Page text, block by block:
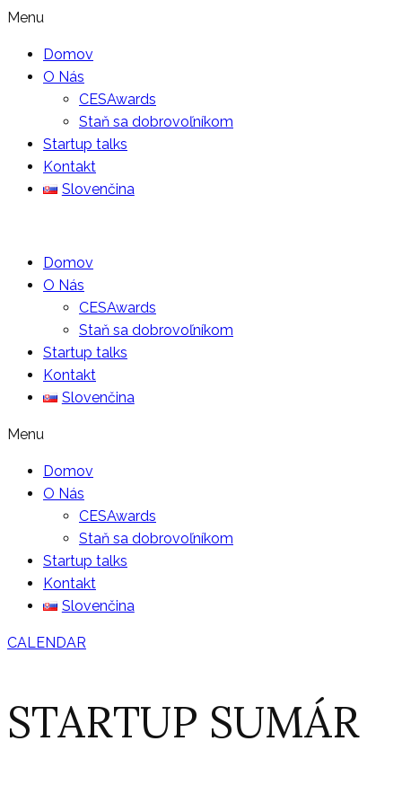
Menu
Domov
O Nás
CESAwards
Staň sa dobrovoľníkom
Startup talks
Kontakt
Slovenčina
Domov
O Nás
CESAwards
Staň sa dobrovoľníkom
Startup talks
Kontakt
Slovenčina
Menu
Domov
O Nás
CESAwards
Staň sa dobrovoľníkom
Startup talks
Kontakt
Slovenčina
CALENDAR
STARTUP SUMÁR